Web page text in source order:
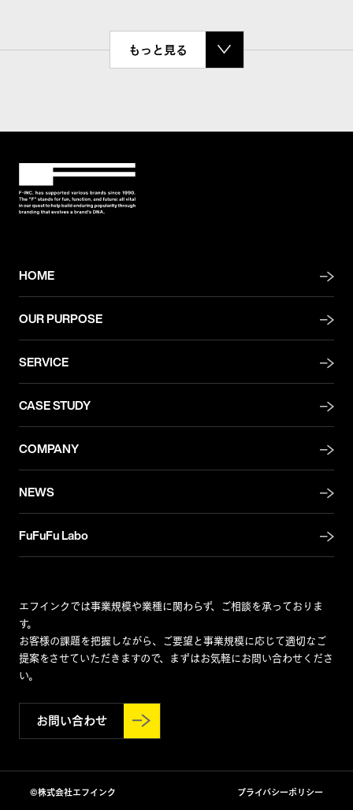
もっと見る
HOME
OUR PURPOSE
SERVICE
CASE STUDY
COMPANY
NEWS
FuFuFu Labo
エフインクでは事業規模や業種に関わらず、ご相談を承っておりま
す。
お客様の課題を把握しながら、ご要望と事業規模に応じて適切なご
提案をさせていただきますので、まずはお気軽にお問い合わせくださ
い。
お問い合わせ
©株式会社エフインク プライバシーポリシー